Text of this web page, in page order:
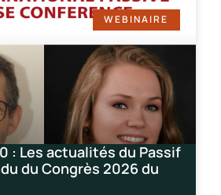
WEBINAIRE
: Les actualités du Passif
du Congrès 2026 du